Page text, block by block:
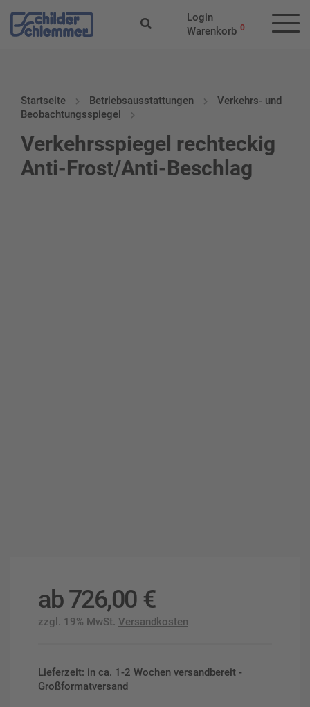
Login
Warenkorb 0
Startseite Betriebs­aus­stattungen
Verkehrs- und
Beobachtungsspiegel
Verkehrsspiegel rechteckig
Anti-Frost/Anti-Beschlag
ab726,00 €
zzgl. 19% MwSt. Versandkosten
Lieferzeit: in ca. 1-2 Wochen versandbereit -
Großformatversand